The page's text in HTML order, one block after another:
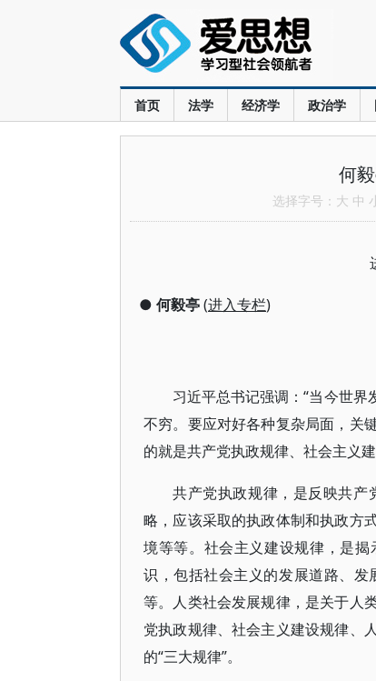
首页 法学 经济学 政治学
何
选择字号： 大 中
● 何毅亭(进入专栏)
习近平总书记强调：“当今世
不穷。要应对好各种复杂局面，关
的就是共产党执政规律、社会主义
共产党执政规律，是反映共
略，应该采取的执政体制和执政方
境等等。社会主义建设规律，是
识，包括社会主义的发展道路、
等。人类社会发展规律，是关于人
党执政规律、社会主义建设规律、
的“三大规律”。